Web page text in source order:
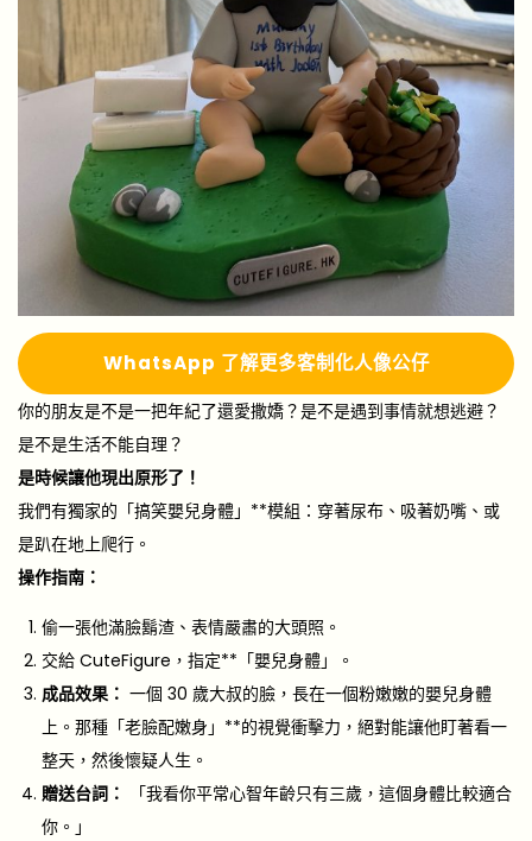
WhatsApp 了解更多客制化人像公仔
你的朋友是不是一把年紀了還愛撒嬌？是不是遇到事情就想逃避？
是不是生活不能自理？
是時候讓他現出原形了！
我們有獨家的「搞笑嬰兒身體」**模組：穿著尿布、吸著奶嘴、或
是趴在地上爬行。
操作指南：
偷一張他滿臉鬍渣、表情嚴肅的大頭照。
交給 CuteFigure，指定**「嬰兒身體」。
成品效果： 一個 30 歲大叔的臉，長在一個粉嫩嫩的嬰兒身體
上。那種「老臉配嫩身」**的視覺衝擊力，絕對能讓他盯著看一
整天，然後懷疑人生。
贈送台詞：
「我看你平常心智年齡只有三歲，這個身體比較適合
你。」